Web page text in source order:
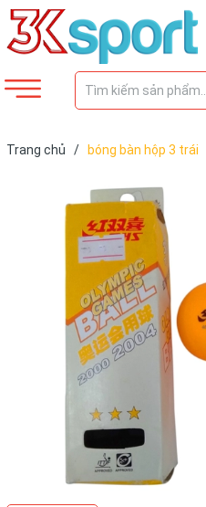
Trang chủ / bóng bàn hộp 3 trái